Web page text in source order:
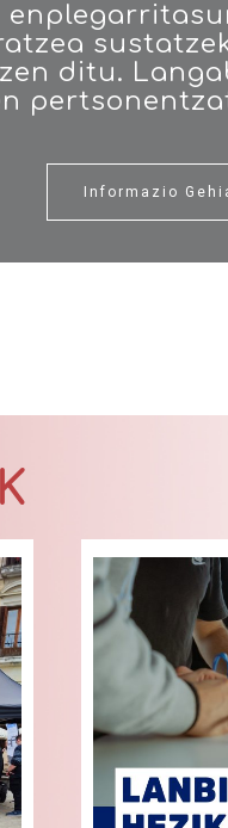
ditu.
Informazio